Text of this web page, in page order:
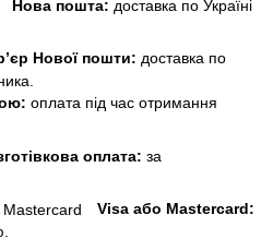
Нова пошта: доставка по Україні
Нової пошти: доставка по
оплата під час отримання
оплата: за
Visa або Mastercard: